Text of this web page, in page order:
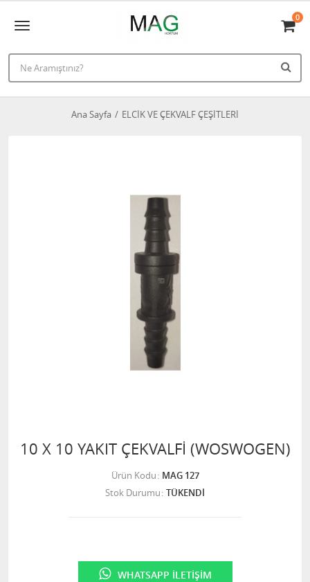
0
Ana Sayfa ELCİK VE ÇEKVALF ÇEŞİTLERİ
10 X 10 YAKIT ÇEKVALFİ (WOSWOGEN)
Ürün Kodu MAG 127
Stok Durumu TÜKENDİ
WHATSAPP İLETIŞIM